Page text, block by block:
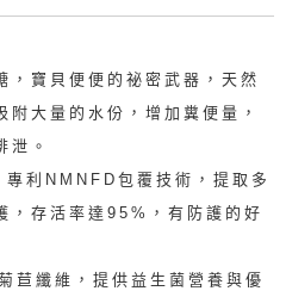
寶貝便便的祕密武器，天然
大量的水份，增加糞便量，
泄。
利NMNFD包覆技術，提取多
，存活率達95%，有防護的好
纖維，提供益生菌營養與優